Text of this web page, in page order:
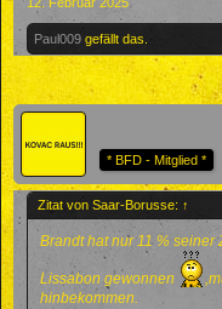
Paul009 gefällt das.
* BFD - Mitglied *
Zitat von Saar-Borusse: ↑
Brandt hat nur 11 %
Lissabon gewonnen
hinbekommen.